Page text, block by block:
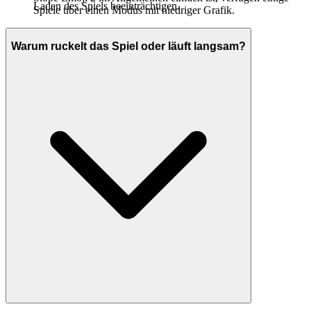
Laden des Spiels beeinträchtigen.
Spiele über einen Modus mit niedriger Grafik.
Warum ruckelt das Spiel oder läuft langsam?